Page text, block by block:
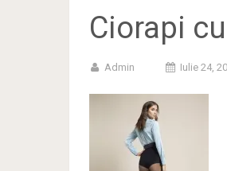
Ciorapi
Admin Iulie 24,